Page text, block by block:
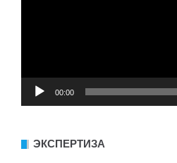
00:00
ЭКСПЕРТИЗА